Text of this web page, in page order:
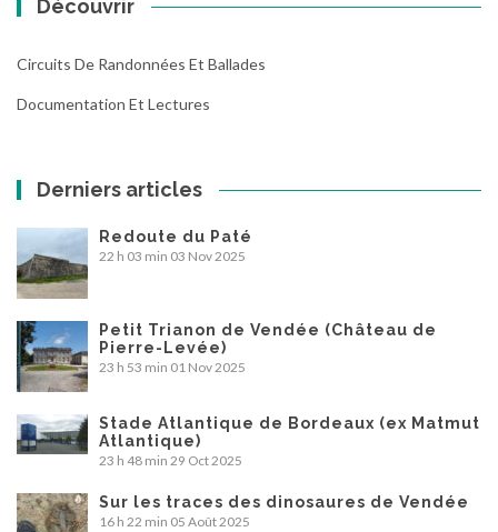
Découvrir
Circuits De Randonnées Et Ballades
Documentation Et Lectures
Derniers articles
Redoute du Paté
22 h 03 min 03 Nov 2025
Petit Trianon de Vendée (Château de
Pierre-Levée)
23 h 53 min 01 Nov 2025
Stade Atlantique de Bordeaux (ex Matmut
Atlantique)
23 h 48 min 29 Oct 2025
Sur les traces des dinosaures de Vendée
16 h 22 min 05 Août 2025